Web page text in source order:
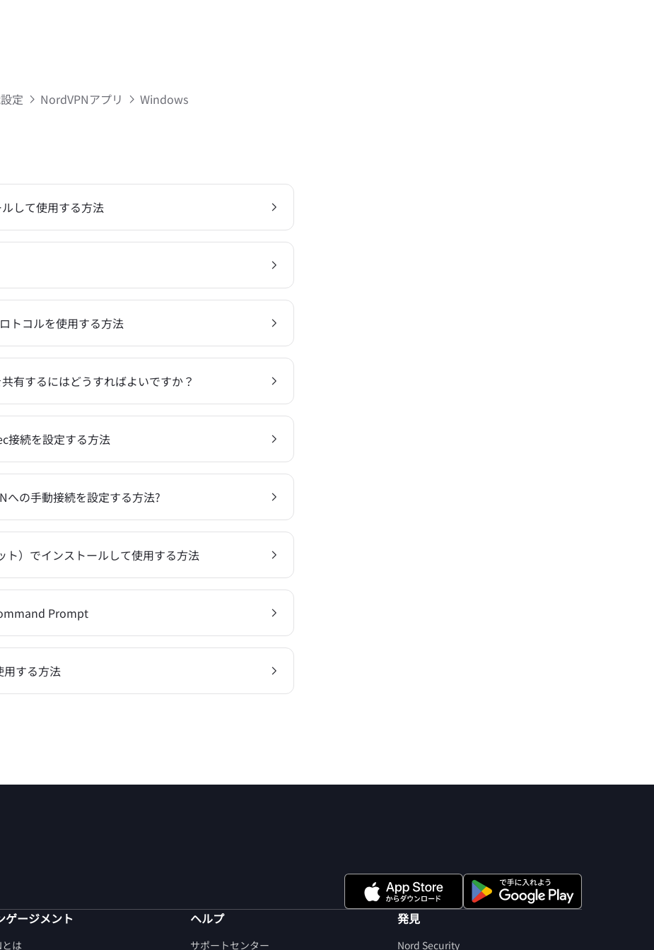
定 NordVPNアプリ Windows
して使用する方法
トコルを使用する方法
有するにはどうすればよいですか？
接続を設定する方法
の手動接続を設定する方法?
）でインストールして使用する方法
Prompt
する方法
ゲージメント
は
ヘルプ
サポートセンター
発見
Nord Security